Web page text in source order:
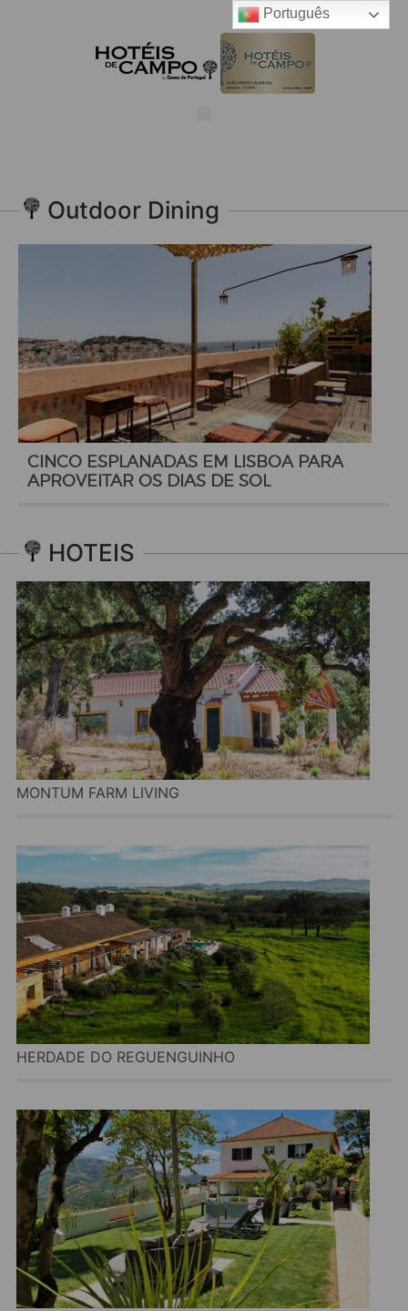
Outdoor Dining
CINCO ESPLANADAS EM LISBOA PARA
APROVEITAR OS DIAS DE SOL
HOTEIS
MONTUM FARM LIVING
HERDADE DO REGUENGUINHO
Português